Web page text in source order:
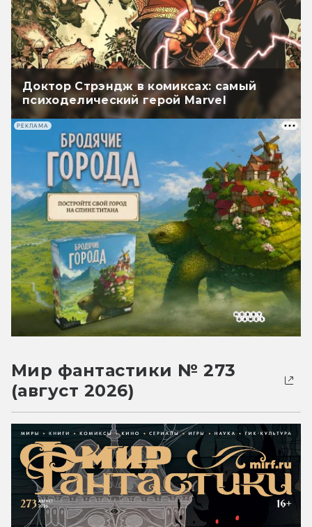
Доктор Стрэндж в комиксах: самый
психоделический герой Marvel
РЕКЛАМА
Мир фантастики № 273
(август 2026)